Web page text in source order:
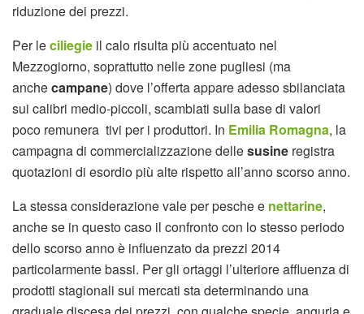
riduzione dei prezzi.
Per leciliegie il calo risulta più accentuato nel
Mezzogiorno, soprattutto nelle zone pugliesi (ma
anchecampane) dove l’offerta appare adesso sbilanciata
sui calibri medio-piccoli, scambiati sulla base di valori
poco remunera tivi per i produttori. In Emilia Romagna, la
campagna di commercializzazione dellesusine registra
quotazioni di esordio più alte rispetto all’anno scorso anno.
La stessa considerazione vale per pesche e nettarine,
anche se in questo caso il confronto con lo stesso periodo
dello scorso anno è influenzato da prezzi 2014
particolarmente bassi. Per gli ortaggi l’ulteriore affluenza di
prodotti stagionali sui mercati sta determinando una